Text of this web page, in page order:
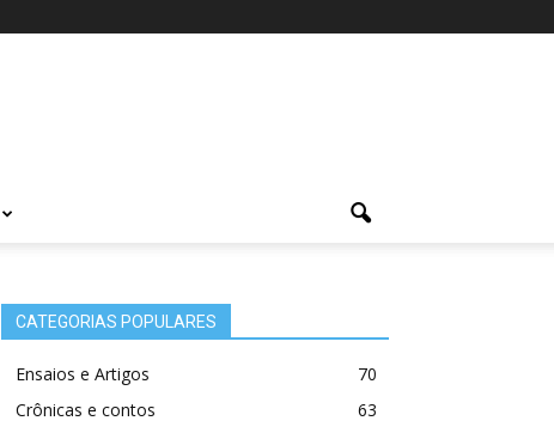
CATEGORIAS POPULARES
Ensaios e Artigos
70
Crônicas e contos
63